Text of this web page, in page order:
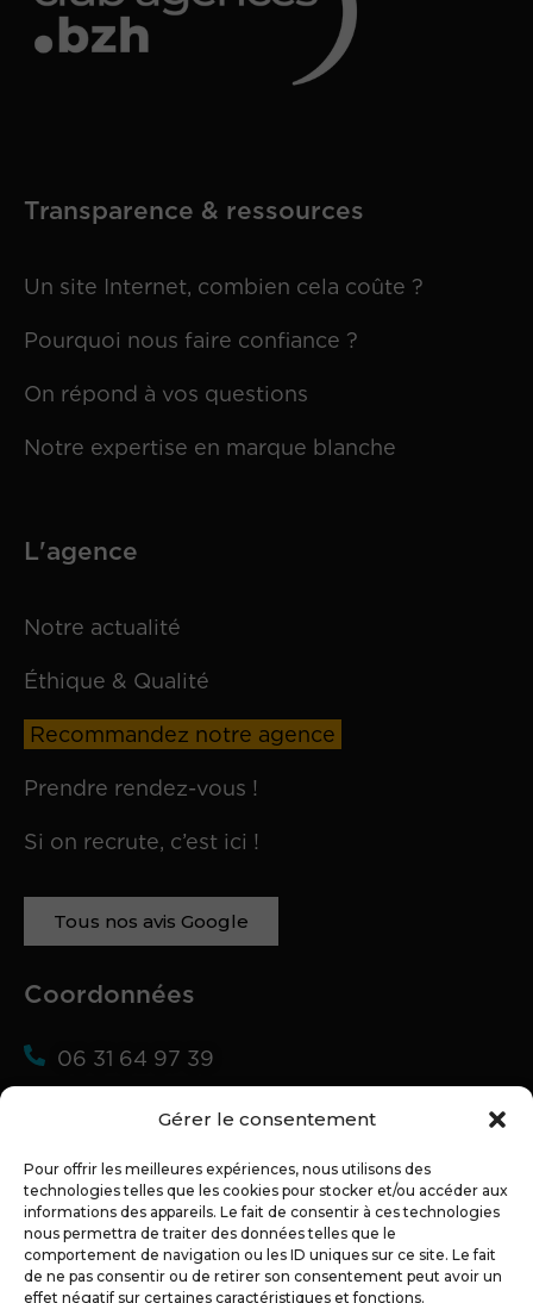
Gérer le consentement
Pour offrir les meilleures expériences, nous utilisons des
technologies telles que les cookies pour stocker et/ou accéder aux
informations des appareils. Le fait de consentir à ces technologies
nous permettra de traiter des données telles que le
comportement de navigation ou les ID uniques sur ce site. Le fait
de ne pas consentir ou de retirer son consentement peut avoir un
effet négatif sur certaines caractéristiques et fonctions.
Transparence & ressources
Un site Internet, combien cela coûte ?
Pourquoi nous faire confiance ?
On répond à vos questions
Notre expertise en marque blanche
L'agence
Notre actualité
Éthique & Qualité
Recommandez notre agence
Prendre rendez-vous !
Si on recrute, c’est ici !
Tous nos avis Google
Coordonnées
06 31 64 97 39
54 bis Bd du 19 Mars 1962
44350 GUERANDE